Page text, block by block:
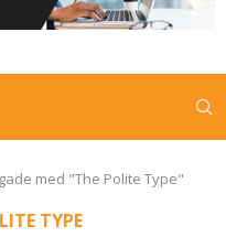
med "The Polite Type"
TYPE